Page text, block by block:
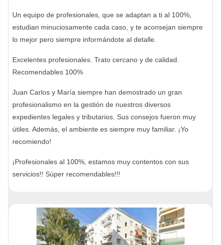
Un equipo de profesionales, que se adaptan a ti al 100%,
estudian minuciosamente cada caso, y te aconsejan siempre
lo mejor pero siempre informándote al detalle.
Excelentes profesionales. Trato cercano y de calidad.
Recomendables 100%
Juan Carlos y María siempre han demostrado un gran
profesionalismo en la gestión de nuestros diversos
expedientes legales y tributarios. Sus consejos fueron muy
útiles. Además, el ambiente es siempre muy familiar. ¡Yo
recomiendo!
¡Profesionales al 100%, estamos muy contentos con sus
servicios!! Súper recomendables!!!